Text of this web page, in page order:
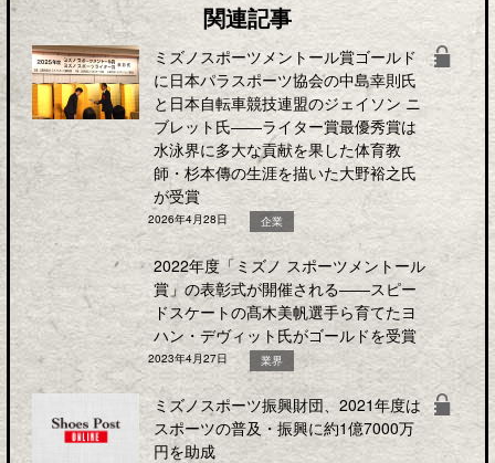
関連記事
ミズノスポーツメントール賞ゴールド
に日本パラスポーツ協会の中島幸則氏
と日本自転車競技連盟のジェイソン ニ
ブレット氏――ライター賞最優秀賞は
水泳界に多大な貢献を果した体育教
師・杉本傳の生涯を描いた大野裕之氏
が受賞
2026年4月28日 企業
2022年度「ミズノ スポーツメントール
賞」の表彰式が開催される――スピー
ドスケートの髙木美帆選手ら育てたヨ
ハン・デヴィット氏がゴールドを受賞
2023年4月27日 業界
ミズノスポーツ振興財団、2021年度は
スポーツの普及・振興に約1億7000万
円を助成